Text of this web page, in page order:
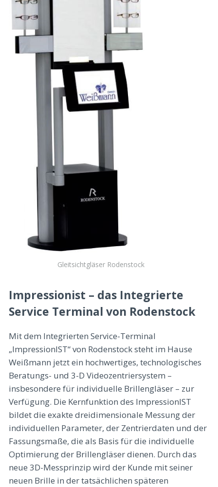
Gleitsichtgläser Rodenstock
Impressionist – das Integrierte
Service Terminal von Rodenstock
Mit dem Integrierten Service-Terminal
„ImpressionIST“ von Rodenstock steht im Hause
Weißmann jetzt ein hochwertiges, technologisches
Beratungs- und 3-D Videozentriersystem –
insbesondere für individuelle Brillengläser – zur
Verfügung. Die Kernfunktion des ImpressionIST
bildet die exakte dreidimensionale Messung der
individuellen Parameter, der Zentrierdaten und der
Fassungsmaße, die als Basis für die individuelle
Optimierung der Brillengläser dienen. Durch das
neue 3D-Messprinzip wird der Kunde mit seiner
neuen Brille in der tatsächlichen späteren